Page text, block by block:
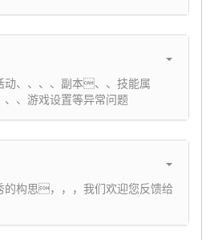
、、、、副本、、技能属
、、游戏设置等异常问题
构思，，，我们欢迎您反馈给